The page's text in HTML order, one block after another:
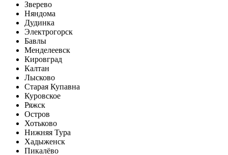
Зверево
Няндома
Дудинка
Электрогорск
Бавлы
Менделеевск
Кировград
Калтан
Лысково
Старая Купавна
Куровское
Ряжск
Остров
Хотьково
Нижняя Тура
Хадыженск
Пикалёво